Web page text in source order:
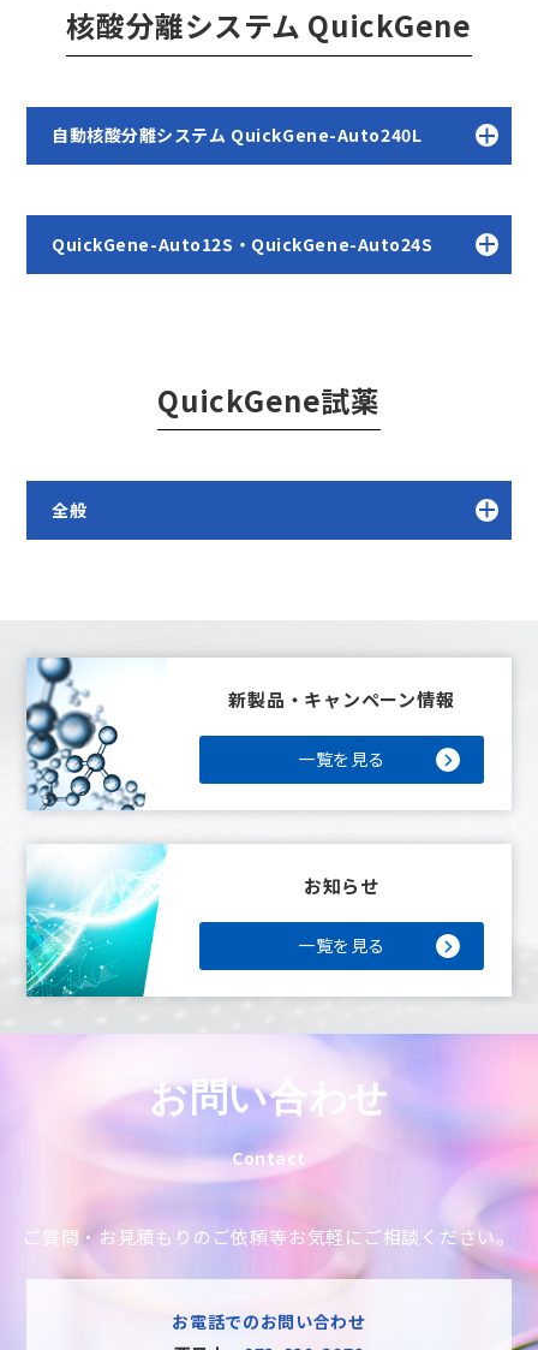
核酸分離システム QuickGene
自動核酸分離システム QuickGene-Auto240L
QuickGene-Auto12S・QuickGene-Auto24S
QuickGene試薬
全般
新製品・キャンペーン情報
一覧を見る
お知らせ
一覧を見る
お問い合わせ
Contact
ご質問・お見積もりのご依頼等お気軽にご相談ください。
お電話でのお問い合わせ